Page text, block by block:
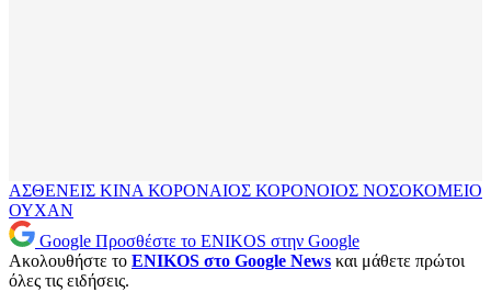
ΑΣΘΕΝΕΙΣ ΚΙΝΑ ΚΟΡΟΝΑΙΟΣ ΚΟΡΟΝΟΙΟΣ ΝΟΣΟΚΟΜΕΙΟ
ΟΥΧΑΝ
Google Προσθέστε το ENIKOS στην Google
Ακολουθήστε το ENIKOS στο Google News και μάθετε πρώτοι
όλες τις ειδήσεις.